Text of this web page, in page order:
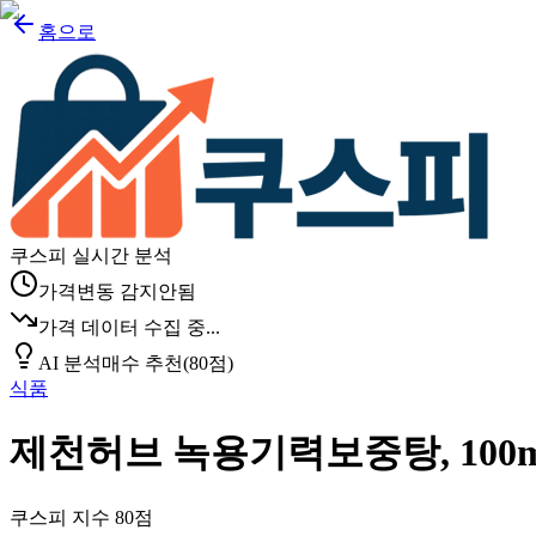
홈으로
쿠스피 실시간 분석
가격변동 감지안됨
가격 데이터 수집 중...
AI 분석매수 추천(80점)
식품
제천허브 녹용기력보중탕,
쿠스피 지수 80점